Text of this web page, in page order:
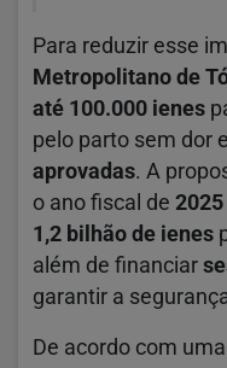
Para reduzir esse
Metropolitano de
até 100.000 ienes
pelo parto sem dor
aprovadas. A
o ano fiscal de 2025
1,2 bilhão de ienes
além de financiar
garantir a
De acordo com